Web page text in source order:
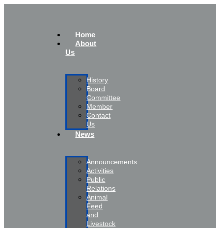
Home
About
Us
History
Board
Committee
Member
Contact
Us
News
Announcements
Activities
Public
Relations
Animal
Feed
and
Livestock